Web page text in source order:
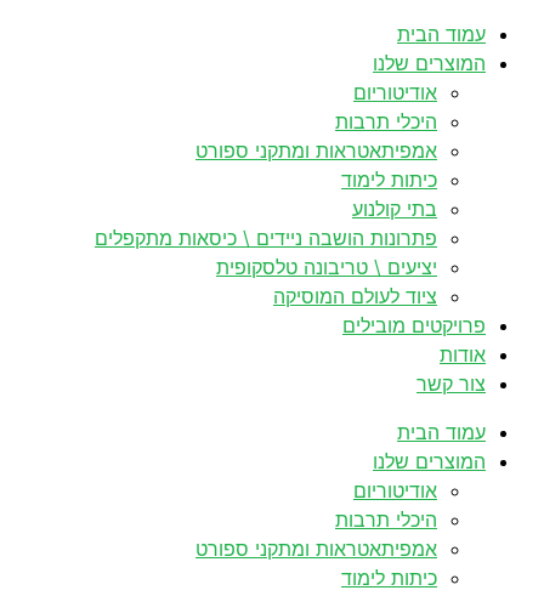
לדלג
לתוכן
עמוד הבית
המוצרים שלנו
אודיטוריום
היכלי תרבות
אמפיתאטראות ומתקני ספורט
כיתות לימוד
בתי קולנוע
פתרונות הושבה ניידים \ כיסאות מתקפלים
יציעים \ טריבונה טלסקופית
ציוד לעולם המוסיקה
פרויקטים מובילים
אודות
צור קשר
עמוד הבית
המוצרים שלנו
אודיטוריום
היכלי תרבות
אמפיתאטראות ומתקני ספורט
כיתות לימוד